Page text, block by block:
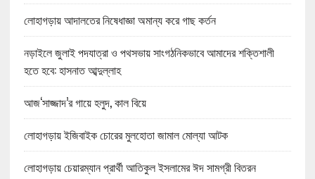
লোহাগড়ায় আদালতের নিষেধাজ্ঞা অমান্য করে গাছ কর্তন
নড়াইলে জুলাই পদযাত্রা ও পথসভায় সাংগঠনিকভাবে আমাদের শক্তিশালী
হতে হবে: হাসনাত আব্দুল্লাহ
আজ‘সাজ্জাদ’র গায়ে হলুদ, কাল বিয়ে
লোহাগড়ায় ইজিবাইক চোরের মুলহোতা জামাল মোল্যা আটক
লোহাগড়ায় চেয়ারম্যান প্রার্থী আতিকুল ইসলামের ঈদ সামগ্রী বিতরন